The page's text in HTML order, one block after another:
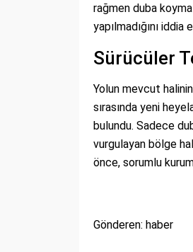
rağmen duba
yapılmadığını iddia
Sürücüler
Yolun mevcut
sırasında yeni
bulundu. Sadece
vurgulayan bölge
önce, sorumlu
Gönderen: haber